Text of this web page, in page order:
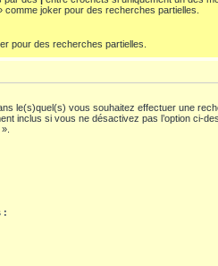
joker pour des recherches partielles.
pour des recherches partielles.
le(s)quel(s) vous souhaitez effectuer une
inclus si vous ne désactivez pas l’option ci-
: